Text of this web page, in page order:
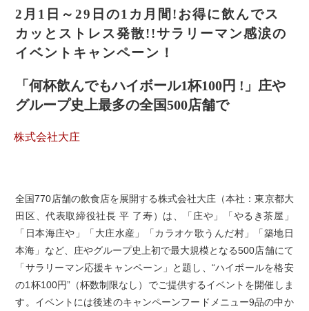
2月1日～29日の1カ月間!お得に飲んでス
カッとストレス発散!!サラリーマン感涙の
イベントキャンペーン！
「何杯飲んでもハイボール1杯100円 !」庄や
グループ史上最多の全国500店舗で
株式会社大庄
全国770店舗の飲食店を展開する株式会社大庄（本社：東京都大
田区、代表取締役社長 平 了寿）は、「庄や」「やるき茶屋」
「日本海庄や」「大庄水産」「カラオケ歌うんだ村」「築地日
本海」など、庄やグループ史上初で最大規模となる500店舗にて
「サラリーマン応援キャンペーン」と題し、“ハイボールを格安
の1杯100円”（杯数制限なし）でご提供するイベントを開催しま
す。イベントには後述のキャンペーンフードメニュー9品の中か